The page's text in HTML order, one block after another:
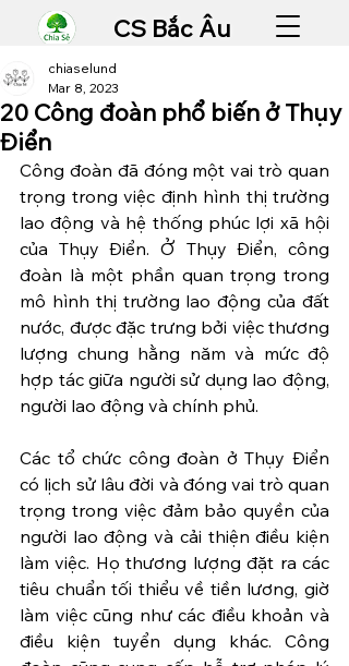
CS Bắc Âu
20 Công đoàn phổ biến ở Thụy
Điển
chiaselund
Mar 8, 2023
Công đoàn đã đóng một vai trò quan
trọng trong việc định hình thị trường
lao động và hệ thống phúc lợi xã hội
của Thụy Điển. Ở Thụy Điển, công
đoàn là một phần quan trọng trong
mô hình thị trường lao động của đất
nước, được đặc trưng bởi việc thương
lượng chung hằng năm và mức độ
hợp tác giữa người sử dụng lao động,
người lao động và chính phủ.
Các tổ chức công đoàn ở Thụy Điển
có lịch sử lâu đời và đóng vai trò quan
trọng trong việc đảm bảo quyền của
người lao động và cải thiện điều kiện
làm việc. Họ thương lượng đặt ra các
tiêu chuẩn tối thiểu về tiền lương, giờ
làm việc cũng như các điều khoản và
điều kiện tuyển dụng khác. Công